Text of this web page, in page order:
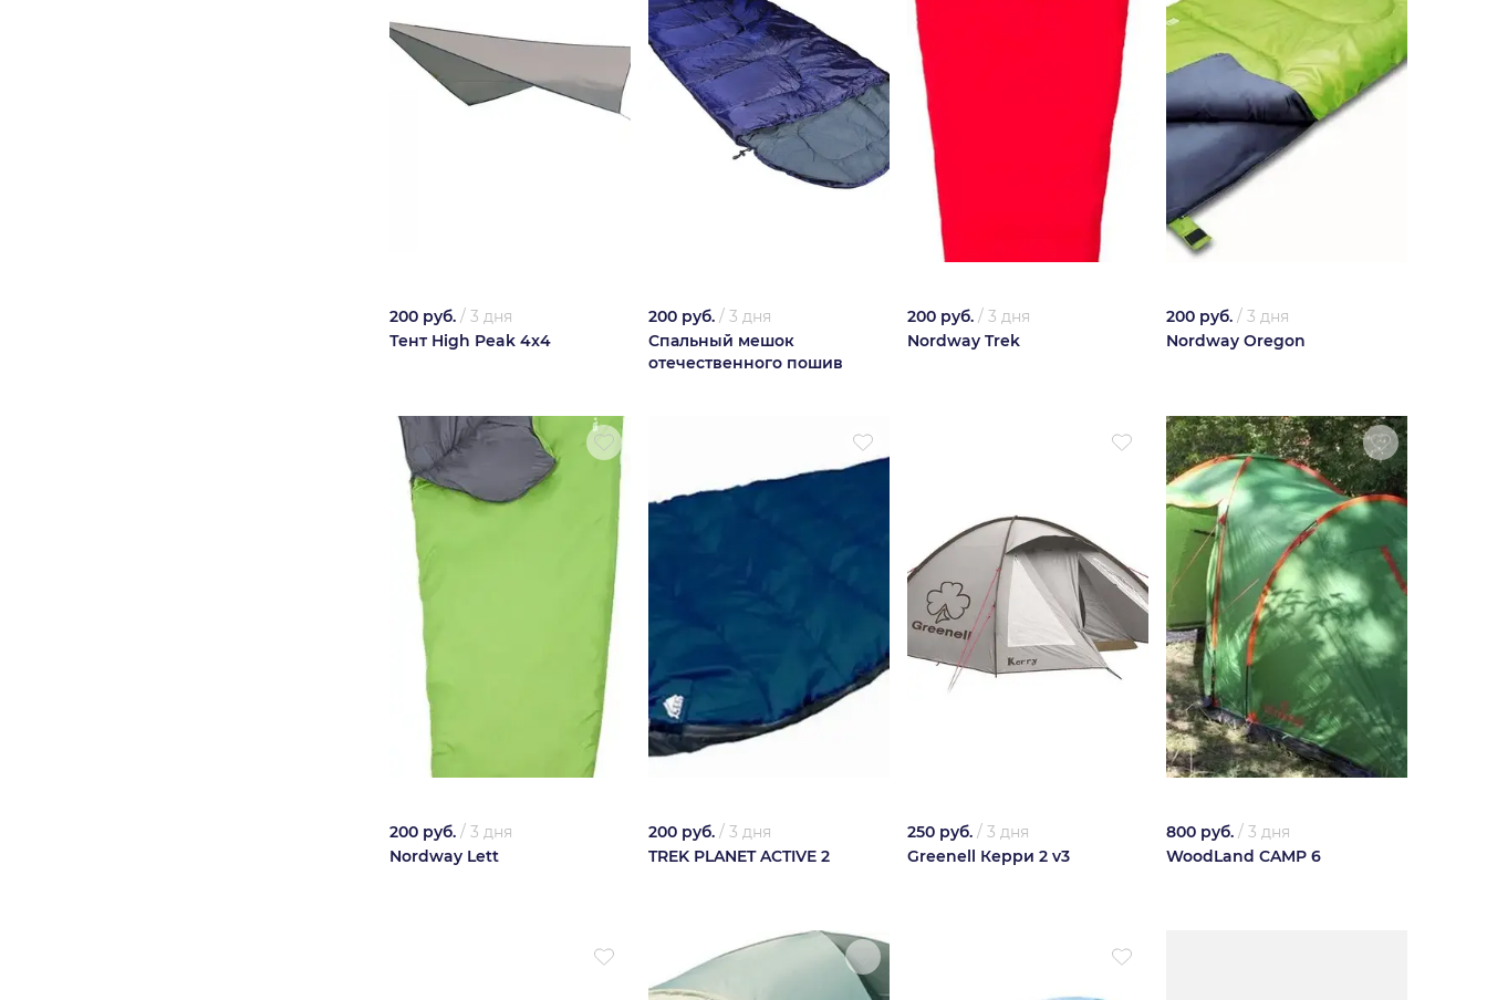
200 руб. / 3 дня
Тент High Peak 4x4
200 руб. / 3 дня
Спальный мешок
отечественного пошив
200 руб. / 3 дня
Nordway Trek
200 руб. / 3 дня
Nordway Oregon
200 руб. / 3 дня
Nordway Lett
200 руб. / 3 дня
TREK PLANET ACTIVE 2
250 руб. / 3 дня
Greenell Керри 2 v3
800 руб. / 3 дня
WoodLand CAMP 6